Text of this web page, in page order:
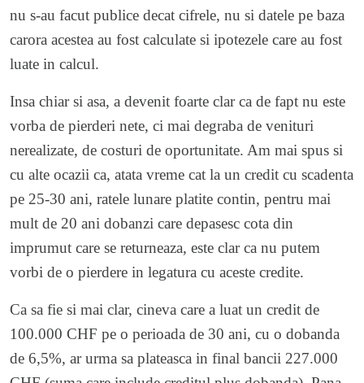
nu s-au facut publice decat cifrele, nu si datele pe baza
carora acestea au fost calculate si ipotezele care au fost
luate in calcul.
Insa chiar si asa, a devenit foarte clar ca de fapt nu este
vorba de pierderi nete, ci mai degraba de venituri
nerealizate, de costuri de oportunitate. Am mai spus si
cu alte ocazii ca, atata vreme cat la un credit cu scadenta
pe 25-30 ani, ratele lunare platite contin, pentru mai
mult de 20 ani dobanzi care depasesc cota din
imprumut care se returneaza, este clar ca nu putem
vorbi de o pierdere in legatura cu aceste credite.
Ca sa fie si mai clar, cineva care a luat un credit de
100.000 CHF pe o perioada de 30 ani, cu o dobanda
de 6,5%, ar urma sa plateasca in final bancii 227.000